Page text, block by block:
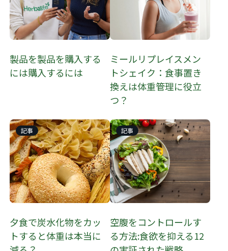
製品を製品を購入する
には購入するには
ミールリプレイスメン
トシェイク：食事置き
換えは体重管理に役立
つ？
記事
夕食で炭水化物をカッ
トすると体重は本当に
記事
空腹をコントロールす
る方法:食欲を抑える12